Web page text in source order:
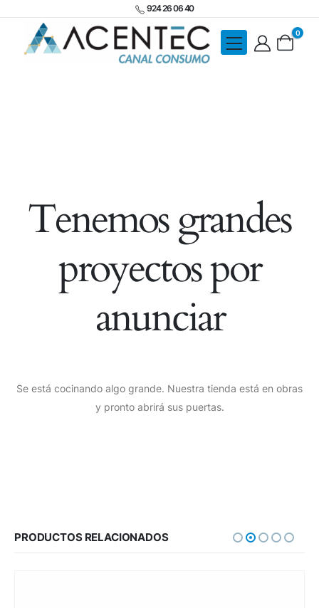
924 26 06 40
0
Tenemos grandes
proyectos por
anunciar
Se está cocinando algo grande. Nuestra tienda está en obras
y pronto abrirá sus puertas.
PRODUCTOS RELACIONADOS